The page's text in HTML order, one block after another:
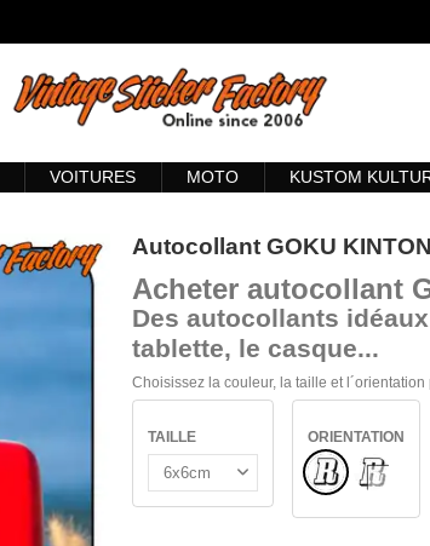
VOITURES MOTO KUSTOM
Autocollant GOKU KINTON
Acheter autocollant
Des autocollants
tablette, le casque...
Choisissez la couleur, la taille et
TAILLE
ORIENTATION
NormalVERRE